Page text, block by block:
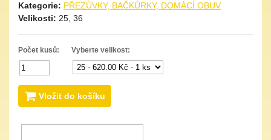
Kategorie: PŘEZŮVKY, BAČKŮRKY, DOMÁCÍ OBUV
Velikosti: 25, 36
Počet kusů: Vyberte velikost:
Vložit do košíku